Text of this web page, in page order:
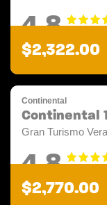
4.8
$2,322.00
Continental
Continental
Gran Turismo
4.8
$2,770.00